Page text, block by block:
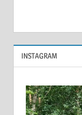
INSTAGRAM